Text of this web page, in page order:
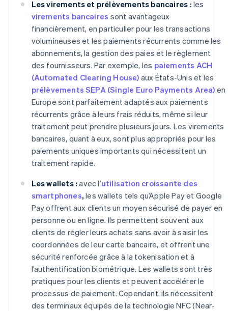
Les virements et prélèvements bancaires : les
virements bancaires sont avantageux
financièrement, en particulier pour les transactions
volumineuses et les paiements récurrents comme les
abonnements, la gestion des paies et le règlement
des fournisseurs. Par exemple, les paiements ACH
(Automated Clearing House) aux États-Unis et les
prélèvements SEPA (Single Euro Payments Area) en
Europe sont parfaitement adaptés aux paiements
récurrents grâce à leurs frais réduits, même si leur
traitement peut prendre plusieurs jours. Les virements
bancaires, quant à eux, sont plus appropriés pour les
paiements uniques importants qui nécessitent un
traitement rapide.
Les wallets : avec l’utilisation croissante des
smartphones, les wallets tels qu’Apple Pay et Google
Pay offrent aux clients un moyen sécurisé de payer en
personne ou en ligne. Ils permettent souvent aux
clients de régler leurs achats sans avoir à saisir les
coordonnées de leur carte bancaire, et offrent une
sécurité renforcée grâce à la tokenisation et à
l’authentification biométrique. Les wallets sont très
pratiques pour les clients et peuvent accélérer le
processus de paiement. Cependant, ils nécessitent
des terminaux équipés de la technologie NFC (Near-